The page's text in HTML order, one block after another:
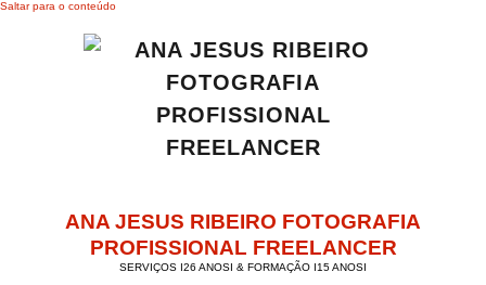
Saltar para o conteúdo
ANA JESUS RIBEIRO FOTOGRAFIA
PROFISSIONAL FREELANCER
SERVIÇOS I26 ANOSI & FORMAÇÃO I15 ANOSI